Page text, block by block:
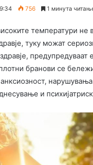
756 1 минута
температури не
туку можат
предупредуваат
бранови се
и